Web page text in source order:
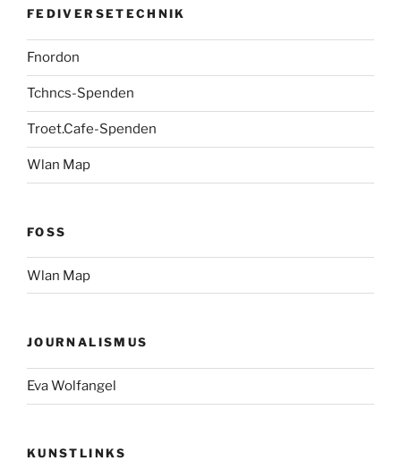
FEDIVERSETECHNIK
Fnordon
Tchncs-Spenden
Troet.Cafe-Spenden
Wlan Map
FOSS
Wlan Map
JOURNALISMUS
Eva Wolfangel
KUNSTLINKS